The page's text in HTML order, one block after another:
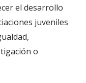
el desarrollo
juveniles
o